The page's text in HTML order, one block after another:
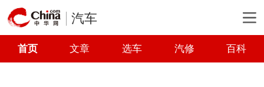
汽车
首页 文章 选车 汽修 百科